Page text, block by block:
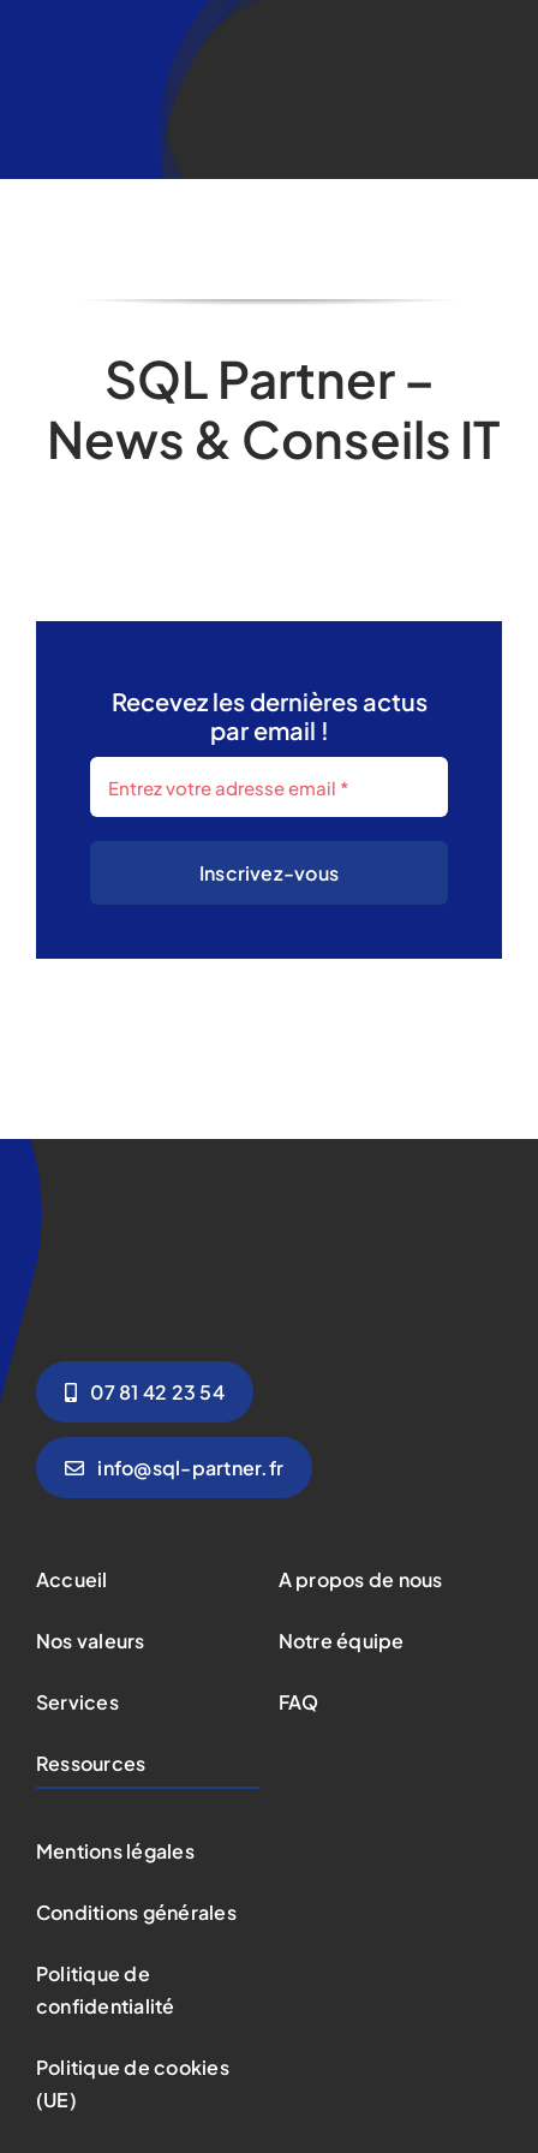
SQL Partner –
News & Conseils IT
Recevez les dernières actus
par email !
Inscrivez-vous
07 81 42 23 54
info@sql-partner.fr
Accueil
Nos valeurs
Services
Ressources
A propos de nous
Notre équipe
FAQ
Mentions légales
Conditions générales
Politique de
confidentialité
Politique de cookies
(UE)